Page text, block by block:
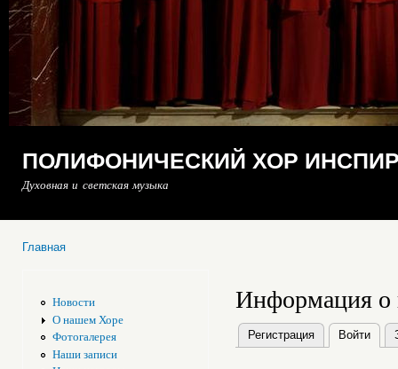
ПОЛИФОНИЧЕСКИЙ ХОР
Духовная и светская музыка
Главная
Новости
О нашем Хоре
Фотогалерея
Наши записи
Информация о
Главные вкладки
Регистрация Войти